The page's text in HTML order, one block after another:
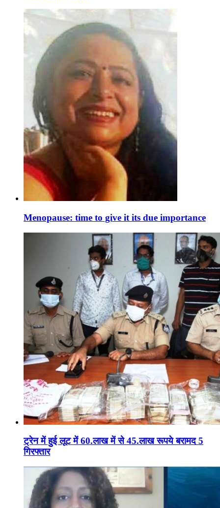
Menopause: time to give it its due importance
ट्रेन में हुई लूट में 60.लाख में से 45.लाख रूपये बरामद 5
गिरफ्तार